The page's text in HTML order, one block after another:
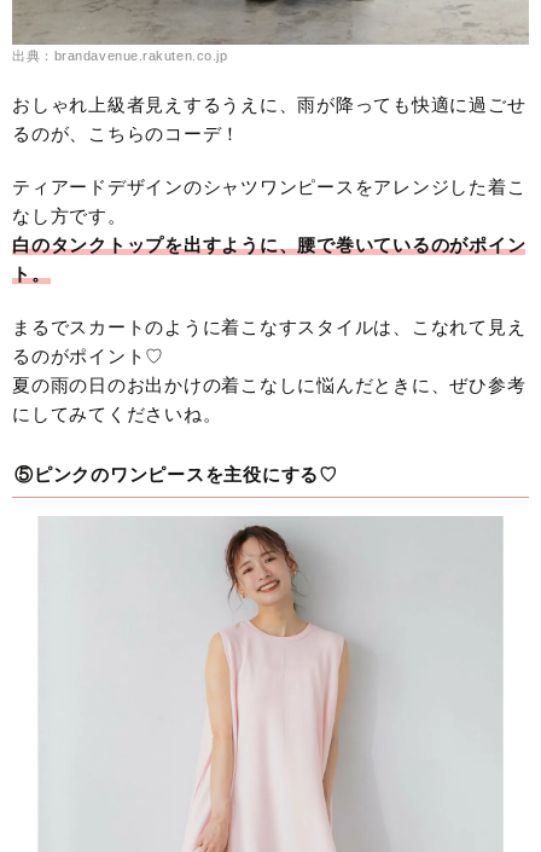
出典：brandavenue.rakuten.co.jp
おしゃれ上級者見えするうえに、雨が降っても快適に過ごせ
るのが、こちらのコーデ！
ティアードデザインのシャツワンピースをアレンジした着こ
なし方です。
白のタンクトップを出すように、腰で巻いているのがポイン
ト。
まるでスカートのように着こなすスタイルは、こなれて見え
るのがポイント♡
夏の雨の日のお出かけの着こなしに悩んだときに、ぜひ参考
にしてみてくださいね。
⑤ピンクのワンピースを主役にする♡